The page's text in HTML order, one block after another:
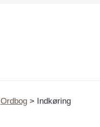
Ordbog Indkøring